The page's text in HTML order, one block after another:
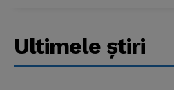
Ultimele ştiri